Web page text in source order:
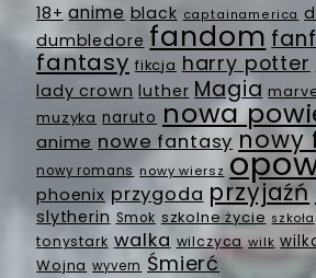
18+ anime black captainamerica
dumbledore fandom
fantasy fikcja harry potter
lady crown luther Magia
muzyka naruto nowa
anime nowe fantasy nowy
nowy romans nowy wiersz
phoenix przygoda przyjaźń
slytherin Smok szkolne życie szkoła
tonystark walka wilczyca wilk
Wojna wyvern Śmierć